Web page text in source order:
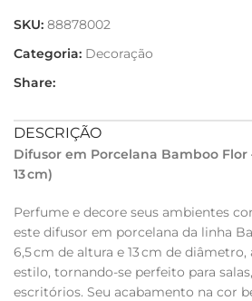
SKU: 88878002
Categoria: Decoração
Share:
DESCRIÇÃO
Difusor em Porcelana Bamboo Flor
13 cm)
Perfume e decore seus ambientes
este difusor em porcelana da linha
6,5 cm de altura e 13 cm de
estilo, tornando-se perfeito para
escritórios. Seu acabamento na cor